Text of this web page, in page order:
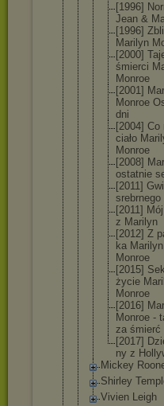
[1996]
Jean &
[1996]
Marilyn
[2000]
śmierci
Monroe
[2001]
Monroe
dni
[2004] Co
ciało
Monroe
[2008]
ostatnie
[2011]
srebrnego
[2011]
z Marilyn
[2012] Z
ka Marilyn
Monroe
[2015]
życie
Monroe
[2016]
Monroe -
za śmierć
[2017]
ny z
Mickey
Shirley
Vivien Leigh